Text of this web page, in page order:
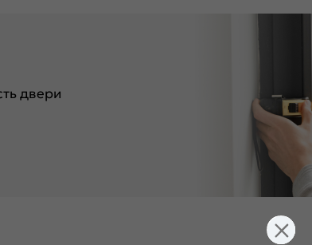
двери